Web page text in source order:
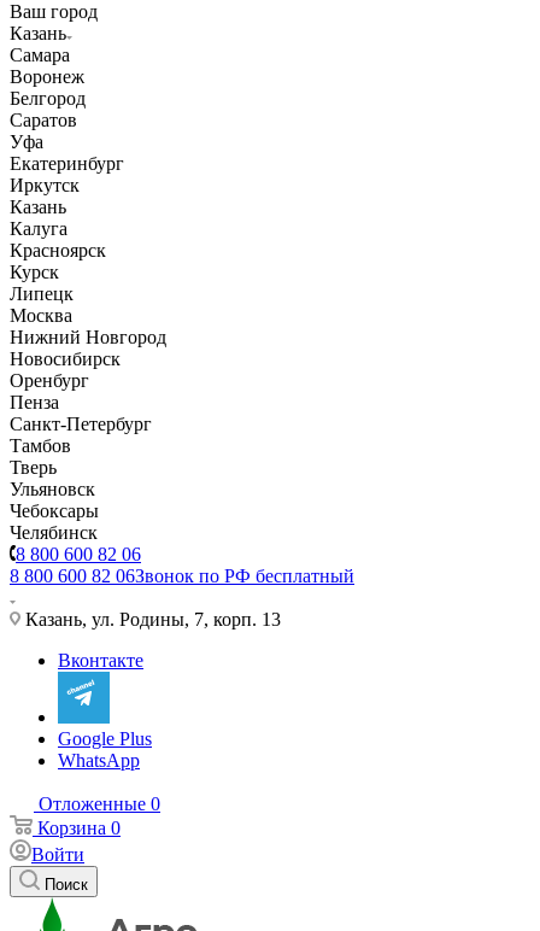
Ваш город
Казань
Самара
Воронеж
Белгород
Саратов
Уфа
Екатеринбург
Иркутск
Казань
Калуга
Красноярск
Курск
Липецк
Москва
Нижний Новгород
Новосибирск
Оренбург
Пенза
Санкт-Петербург
Тамбов
Тверь
Ульяновск
Чебоксары
Челябинск
8 800 600 82 06
8 800 600 82 06Звонок по РФ бесплатный
Казань, ул. Родины, 7, корп. 13
Вконтакте
Google Plus
WhatsApp
Отложенные 0
Корзина 0
Войти
Поиск